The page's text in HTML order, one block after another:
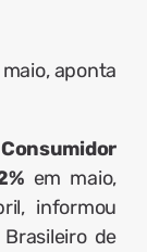
aponta
em maio,
informou
de